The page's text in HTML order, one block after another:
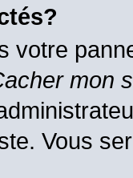
votre
mon
Vous